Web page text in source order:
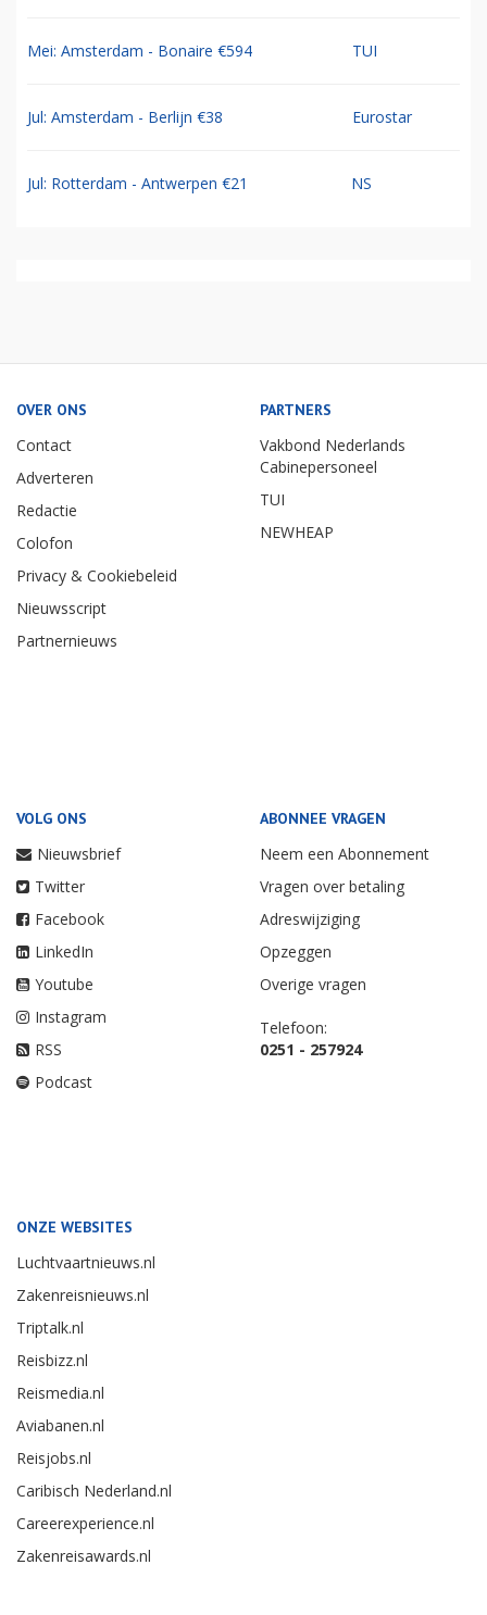
Mei: Amsterdam - Bonaire €594 TUI
Jul: Amsterdam - Berlijn €38 Eurostar
Jul: Rotterdam - Antwerpen €21 NS
OVER ONS
Contact
Adverteren
Redactie
Colofon
Privacy & Cookiebeleid
Nieuwsscript
Partnernieuws
PARTNERS
Vakbond Nederlands
Cabinepersoneel
TUI
NEWHEAP
VOLG ONS
Nieuwsbrief
Twitter
Facebook
LinkedIn
Youtube
Instagram
RSS
Podcast
ABONNEE VRAGEN
Neem een Abonnement
Vragen over betaling
Adreswijziging
Opzeggen
Overige vragen
Telefoon:
0251 - 257924
ONZE WEBSITES
Luchtvaartnieuws.nl
Zakenreisnieuws.nl
Triptalk.nl
Reisbizz.nl
Reismedia.nl
Aviabanen.nl
Reisjobs.nl
Caribisch Nederland.nl
Careerexperience.nl
Zakenreisawards.nl